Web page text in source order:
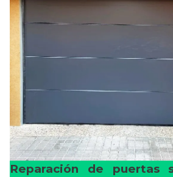
Reparación de puertas